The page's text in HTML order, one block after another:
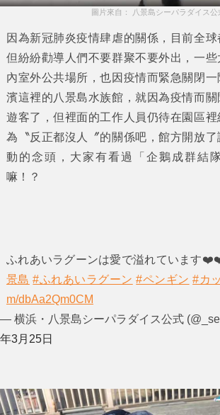
圖片來自： 八景島シーパラダイス公
因為新冠肺炎疫情肆虐的關係，目前全
但紛紛勸導人們不要群聚不要外出，一
內室外公共場所，也因疫情而緊急關閉
濱這裡的八景島水族館，就因為疫情而
遊客了，但裡面的工作人員仍待在園區裡
為〝反正都沒人〞的關係吧，館方開放
動的念頭，大家有看過「 企鵝成群結
嘛！？
ふれあいラグーンは愛で溢れています
景島 #ふれあいラグーン #ペンギン #カ
m/dbAa2Qm0CM
— 横浜・八景島シーパラダイス公式
年3月25日